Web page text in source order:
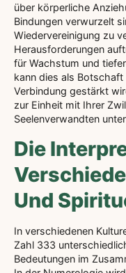
über körperliche
Bindungen verwurzelt
Wiedervereinigung zu
Herausforderungen
für Wachstum und
kann dies als
Verbindung gestärkt
zur Einheit mit Ihrer
Seelenverwandten
Die
Und
In verschiedenen
Zahl 333
Bedeutungen im